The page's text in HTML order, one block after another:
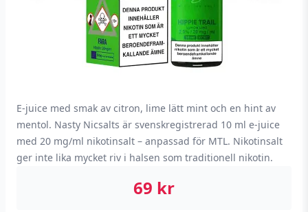
E-juice med smak av citron, lime lätt mint och en hint av
mentol. Nasty Nicsalts är svenskregistrerad 10 ml e-juice
med 20 mg/ml nikotinsalt – anpassad för MTL. Nikotinsalt
ger inte lika mycket riv i halsen som traditionell nikotin.
69 kr